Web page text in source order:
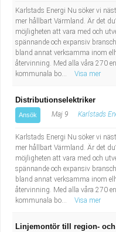
Sanering och
Socialt arbete
Säkerhetsarbete
Tekniskt arbete
Transport
Lastbilsförare m.fl.
Fastighetsskötare
Informatör/
Brevbärare
Sjuksköterska,
Kock, storhushåll
Undersköterska,
Karlstads Energi Nu söker vi
mer hållbart Värmland. Är det
möjligheten att vara med och
spännande och expansiv
bland annat verksamma inom
återvinning. Med alla våra 270
kommunala bo...
Visa mer
Distributionselektriker
Ansök Maj 9 Karlstads
Karlstads Energi Nu söker vi
mer hållbart Värmland. Är det
möjligheten att vara med och
spännande och expansiv
bland annat verksamma inom
återvinning. Med alla våra 270
kommunala bo...
Visa mer
Linjemontör till region-